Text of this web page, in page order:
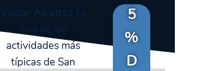
Visitar Alcatraz es
una de las
actividades más
típicas de San
5
%
D